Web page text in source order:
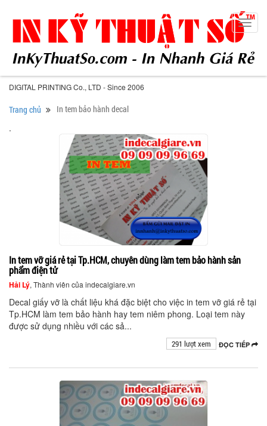
DIGITAL PRINTING Co., LTD - Since 2006
Trang chủ In tem bảo hành decal
.
In tem vỡ giá rẻ tại Tp.HCM, chuyên dùng làm tem bảo hành sản
phẩm điện tử
Hải Lý, Thành viên của indecalgiare.vn
Decal giấy vỡ là chất liệu khá đặc biệt cho việc in tem vỡ giá rẻ tại
Tp.HCM làm tem bảo hành hay tem niêm phong. Loại tem này
được sử dụng nhiều với các sả...
ĐỌC TIẾP
291 lượt xem